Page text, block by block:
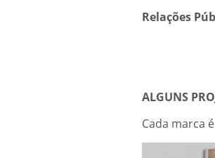
Relações
ALGUNS
Cada marca